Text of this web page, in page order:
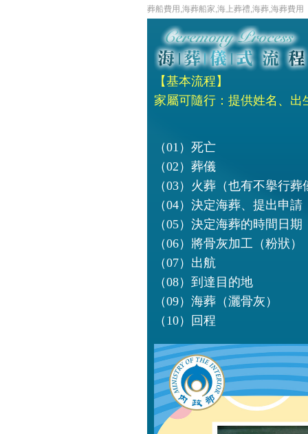
葬船費用,海葬船家,海上葬禮,海葬,海葬費用
【基本流程】
家屬可隨行：提供姓名、
（01）死亡
（02）葬儀
（03）火葬（也有不擧行
（04）決定海葬、提出申請
（05）決定海葬的時間日
（06）將骨灰加工（粉狀）
（07）出航
（08）到達目的地
（09）海葬（灑骨灰）
（10）回程